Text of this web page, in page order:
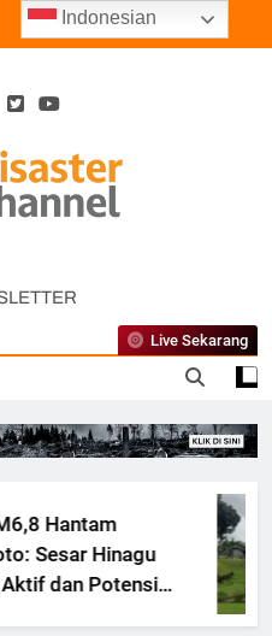
ChannelLive Sekarang
Hantam
Sesar Hinagu
dan Potensi
Indonesian